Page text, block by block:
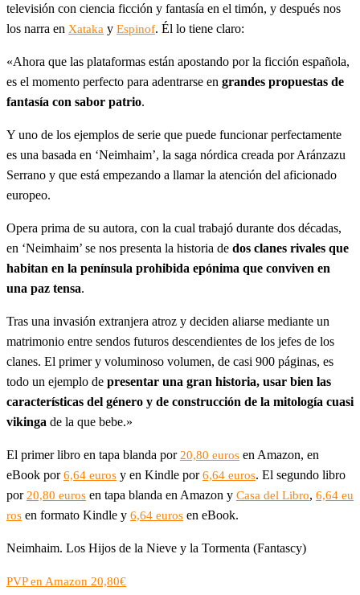
televisión con ciencia ficción y fantasía en el timón, y después nos
los narra en Xataka y Espinof. Él lo tiene claro:
«Ahora que las plataformas están apostando por la ficción española,
es el momento perfecto para adentrarse en grandes propuestas de
fantasía con sabor patrio.
Y uno de los ejemplos de serie que puede funcionar perfectamente
es una basada en ‘Neimhaim’, la saga nórdica creada por Aránzazu
Serrano y que está empezando a llamar la atención del aficionado
europeo.
Opera prima de su autora, con la cual trabajó durante dos décadas,
en ‘Neimhaim’ se nos presenta la historia de dos clanes rivales que
habitan en la península prohibida epónima que conviven en
una paz tensa.
Tras una invasión extranjera atroz y deciden aliarse mediante un
matrimonio entre sendos futuros descendientes de los jefes de los
clanes. El primer y voluminoso volumen, de casi 900 páginas, es
todo un ejemplo de presentar una gran historia, usar bien las
características del género y de construcción de la mitología cuasi
vikinga de la que bebe.»
El primer libro en tapa blanda por 20,80 euros en Amazon, en
eBook por6,64 euros y en Kindle por6,64 euros. El segundo libro
por 20,80 euros en tapa blanda en Amazon y Casa del Libro, 6,64 eu
ros en formato Kindle y 6,64 euros en eBook.
Neimhaim. Los Hijos de la Nieve y la Tormenta (Fantascy)
PVP en Amazon 20,80€